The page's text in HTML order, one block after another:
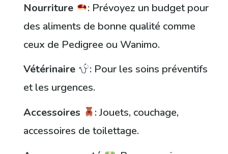
Nourriture
: Prévoyez un budget pour
des aliments de bonne qualité comme
ceux de Pedigree ou Wanimo.
Vétérinaire
: Pour les soins préventifs
et les urgences.
Accessoires
: Jouets, couchage,
accessoires de toilettage.